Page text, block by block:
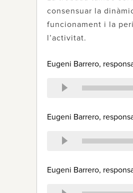
consensuar la
funcionament i la
l’activitat.
Eugeni Barrero,
Eugeni Barrero,
Eugeni Barrero,